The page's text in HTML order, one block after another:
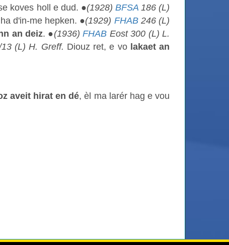
koves holl e dud. ●(1928) BFSA186 (L)
d'in-me hepken. ●(1929) FHAB246 (L)
an deiz. ●(1936)FHAB Eost 300 (L) L.
(L) H. Greff. Diouz ret, e vo lakaet an
aveit hirat en dé, èl ma larér hag e vou